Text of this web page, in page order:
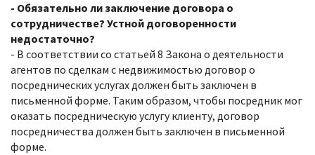
- Обязательно ли заключение договора о
сотрудничестве? Устной договоренности
недостаточно?
- В соответствии со статьей 8 Закона о деятельности
агентов по сделкам с недвижимостью договор о
посреднических услугах должен быть заключен в
письменной форме. Таким образом, чтобы посредник мог
оказать посредническую услугу клиенту, договор
посредничества должен быть заключен в письменной
форме.